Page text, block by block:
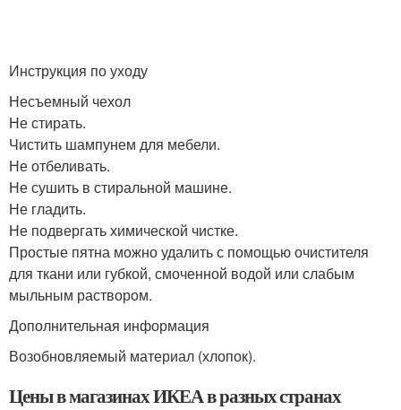
Инструкция по уходу
Несъемный чехол
Не стирать.
Чистить шампунем для мебели.
Не отбеливать.
Не сушить в стиральной машине.
Не гладить.
Не подвергать химической чистке.
Простые пятна можно удалить с помощью очистителя
для ткани или губкой, смоченной водой или слабым
мыльным раствором.
Дополнительная информация
Возобновляемый материал (хлопок).
Цены в магазинах ИКЕА в разных странах